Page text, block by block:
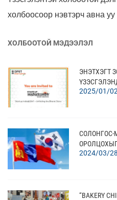
холбоосоор нэвтэрч авна уу
ХОЛБООТОЙ МЭДЭЭЛЭЛ
ЭНЭТХЭГТ
2025/01/02
2024/03/28
“BAKERY